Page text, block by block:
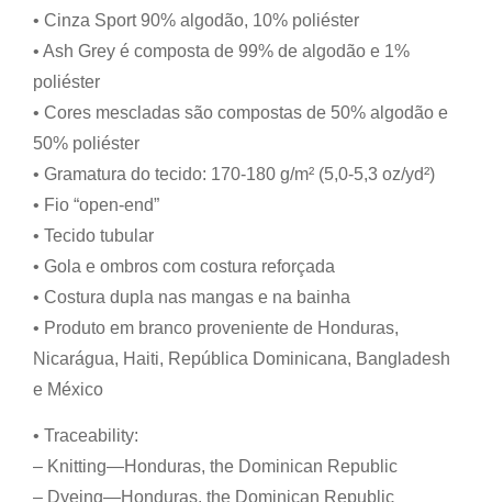
• Cinza Sport 90% algodão, 10% poliéster
• Ash Grey é composta de 99% de algodão e 1%
poliéster
• Cores mescladas são compostas de 50% algodão e
50% poliéster
• Gramatura do tecido: 170-180 g/m² (5,0-5,3 oz/yd²)
• Fio “open-end”
• Tecido tubular
• Gola e ombros com costura reforçada
• Costura dupla nas mangas e na bainha
• Produto em branco proveniente de Honduras,
Nicarágua, Haiti, República Dominicana, Bangladesh
e México
• Traceability:
– Knitting—Honduras, the Dominican Republic
– Dyeing—Honduras, the Dominican Republic